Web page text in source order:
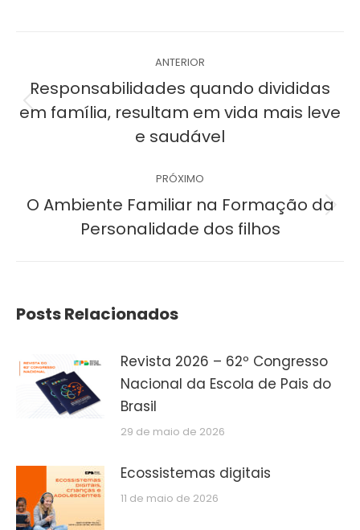
de
post:
ANTERIOR
Post
anterior:
Responsabilidades quando divididas
em família, resultam em vida mais leve
e saudável
PRÓXIMO
Próximo
post:
O Ambiente Familiar na Formação da
Personalidade dos filhos
Posts Relacionados
Revista 2026 – 62º Congresso
Nacional da Escola de Pais do
Brasil
29 de maio de 2026
Ecossistemas digitais
11 de maio de 2026